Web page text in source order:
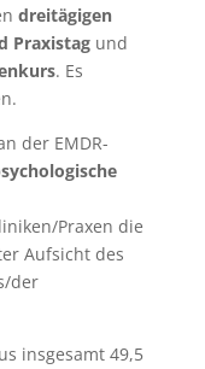
dreitägigen
Praxistagund
. Es
der EMDR-
Praxen die
Aufsicht des
der
insgesamt 49,5